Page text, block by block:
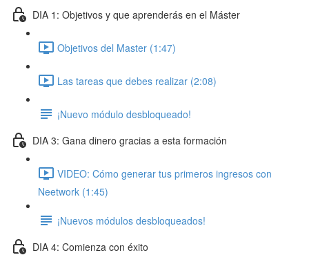
DIA 1: Objetivos y que aprenderás en el Máster
Objetivos del Master (1:47)
Las tareas que debes realizar (2:08)
¡Nuevo módulo desbloqueado!
DIA 3: Gana dinero gracias a esta formación
VIDEO: Cómo generar tus primeros ingresos con
Neetwork (1:45)
¡Nuevos módulos desbloqueados!
DIA 4: Comienza con éxito